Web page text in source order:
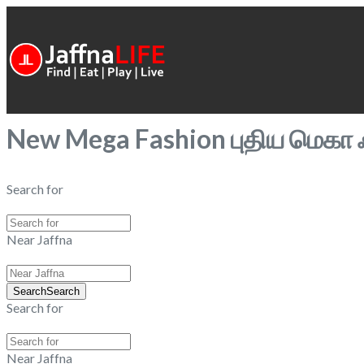
New Mega Fashion புதிய
Search for
Near Jaffna
SearchSearch
Search for
Near Jaffna